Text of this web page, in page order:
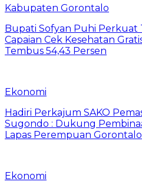
Kabupaten Gorontalo
Bupati Sofyan Puhi Perkuat
Capaian Cek Kesehatan
Tembus 54,43 Persen
Ekonomi
Hadiri Perkajum SAKO
Sugondo : Dukung
Lapas Perempuan Gorontalo
Ekonomi